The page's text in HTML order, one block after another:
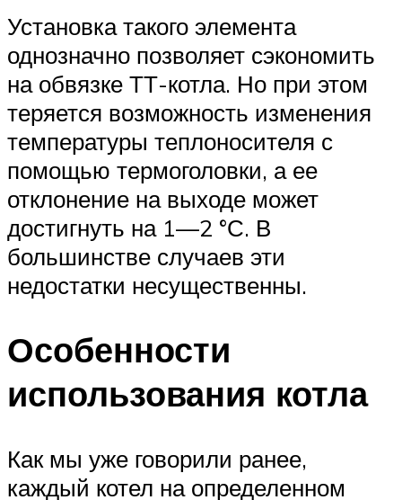
Установка такого элемента
однозначно позволяет сэкономить
на обвязке ТТ-котла. Но при этом
теряется возможность изменения
температуры теплоносителя с
помощью термоголовки, а ее
отклонение на выходе может
достигнуть на 1—2 °С. В
большинстве случаев эти
недостатки несущественны.
Особенности
использования котла
Как мы уже говорили ранее,
каждый котел на определенном